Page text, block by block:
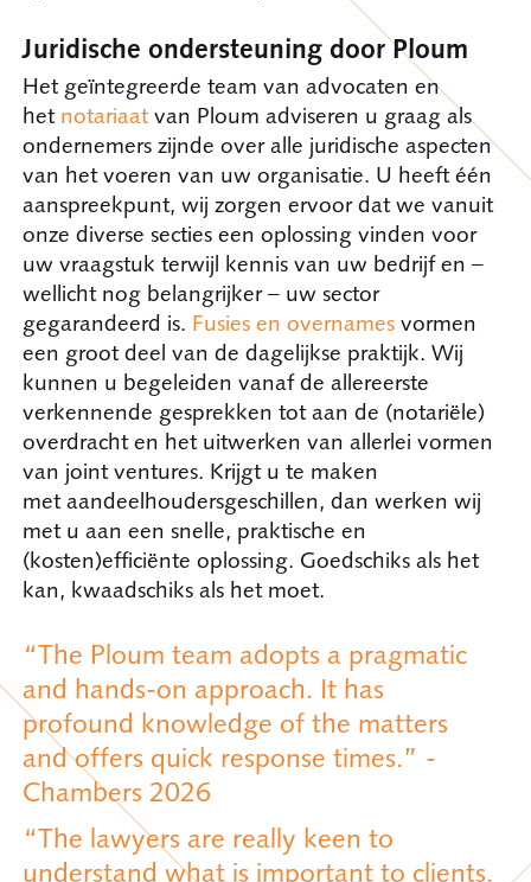
Juridische ondersteuning door Ploum
Het geïntegreerde team van advocaten en
het notariaatvan Ploum adviseren u graag als
ondernemers zijnde over alle juridische aspecten
van het voeren van uw organisatie. U heeft één
aanspreekpunt, wij zorgen ervoor dat we vanuit
onze diverse secties een oplossing vinden voor
uw vraagstuk terwijl kennis van uw bedrijf en –
wellicht nog belangrijker – uw sector
gegarandeerd is. Fusies en overnamesvormen
een groot deel van de dagelijkse praktijk. Wij
kunnen u begeleiden vanaf de allereerste
verkennende gesprekken tot aan de (notariële)
overdracht en het uitwerken van allerlei vormen
van joint ventures. Krijgt u te maken
met aandeelhoudersgeschillen, dan werken wij
met u aan een snelle, praktische en
(kosten)efficiënte oplossing. Goedschiks als het
kan, kwaadschiks als het moet.
“The Ploum team adopts a pragmatic
and hands-on approach. It has
profound knowledge of the matters
and offers quick response times.” -
Chambers 2026
“The lawyers are really keen to
understand what is important to clients.